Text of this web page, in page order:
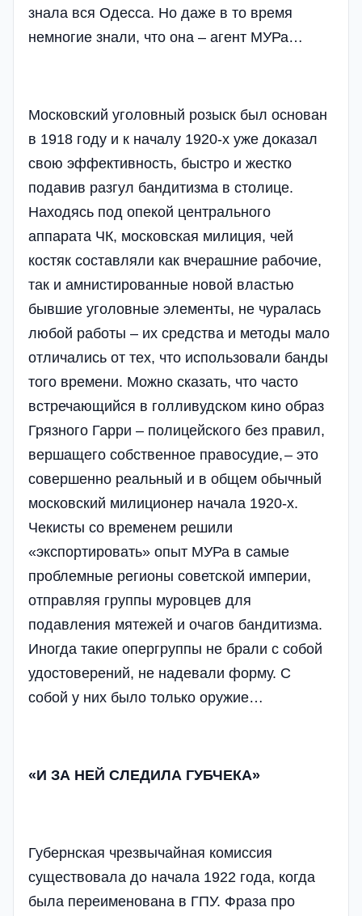
знала вся Одесса. Но даже в то время
немногие знали, что она – агент МУРа…
Московский уголовный розыск был основан
в 1918 году и к началу 1920-х уже доказал
свою эффективность, быстро и жестко
подавив разгул бандитизма в столице.
Находясь под опекой центрального
аппарата ЧК, московская милиция, чей
костяк составляли как вчерашние рабочие,
так и амнистированные новой властью
бывшие уголовные элементы, не чуралась
любой работы – их средства и методы мало
отличались от тех, что использовали банды
того времени. Можно сказать, что часто
встречающийся в голливудском кино образ
Грязного Гарри – полицейского без правил,
вершащего собственное правосудие, – это
совершенно реальный и в общем обычный
московский милиционер начала 1920-х.
Чекисты со временем решили
«экспортировать» опыт МУРа в самые
проблемные регионы советской империи,
отправляя группы муровцев для
подавления мятежей и очагов бандитизма.
Иногда такие опергруппы не брали с собой
удостоверений, не надевали форму. С
собой у них было только оружие…
«И ЗА НЕЙ СЛЕДИЛА ГУБЧЕКА»
Губернская чрезвычайная комиссия
существовала до начала 1922 года, когда
была переименована в ГПУ. Фраза про